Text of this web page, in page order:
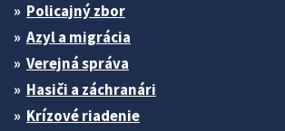
Policajný zbor
Azyl a migrácia
Verejná správa
Hasiči a záchranári
Krízové riadenie